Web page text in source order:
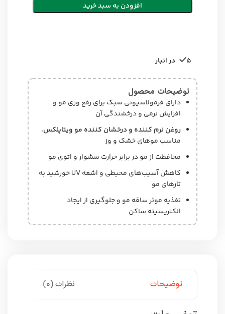
افزودن به سبد خرید
5 در انبار
توضیحات محصول
دارای فرمولاسیونی سبک برای رفع وزی مو و
افزایش نرمی و درخشندگی آن
روغن نرم کننده و درخشان کننده مو ویتاپلکس،
مناسب موهای خشک و وز
محافظت از مو در برابر حرارت سشوار و اتوی مو
کاهش آسیب‌های محیطی و اشعه UV خورشید به
تارهای مو
تغذیه موثر ساقه مو و جلوگیری از ایجاد
الکتریسیته ساکن
توضیحات نظرات (0)